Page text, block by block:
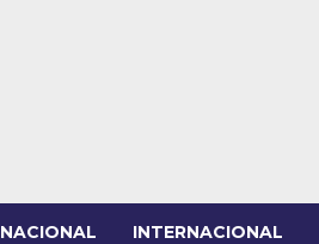
NACIONAL INTERNACIONAL